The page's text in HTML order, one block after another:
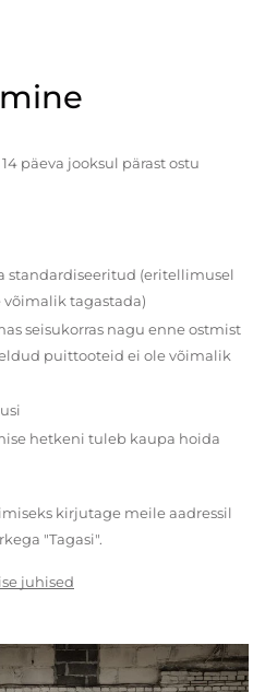
päeva jooksul pärast ostu
standardiseeritud (eritellimusel
tagastada)
seisukorras nagu enne ostmist
puittooteid ei ole võimalik
hetkeni tuleb kaupa hoida
kirjutage meile aadressil
"Tagasi".
juhised